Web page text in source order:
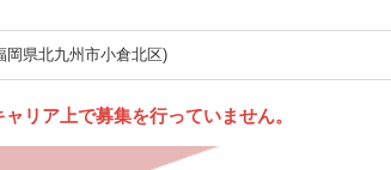
岡県北九州市小倉北区)
リア上で募集を行っていません。